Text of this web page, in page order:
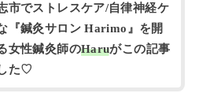
市でストレスケア/自律神経ケ
『鍼灸サロン Harimo』を開
女性鍼灸師のHaruがこの記事
た♡